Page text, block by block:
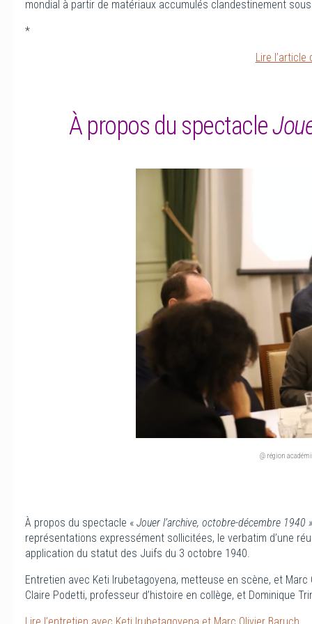
mondial à partir de matériaux accumulés clandestinement sous
*
Lire l’article
À propos du spectacle
@ région
À propos du spectacle « Jouer l’archive, octobre-décembre 1940
représentations expressément sollicitées, le verbatim d’une
application du statut des Juifs du 3 octobre 1940.
Entretien avec Keti Irubetagoyena, metteuse en scène, et
Claire Podetti, professeur d’histoire en collège, et Dominique